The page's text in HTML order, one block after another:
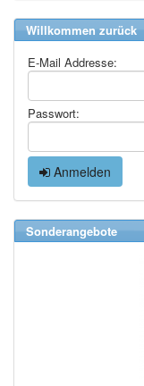
Willkommen zurück
E-Mail Addresse:
Passwort:
Anmelden
Sonderangebote